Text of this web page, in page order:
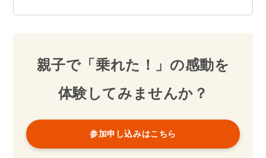
親子で「乗れた！」の感動を
体験してみませんか？
参加申し込みはこちら